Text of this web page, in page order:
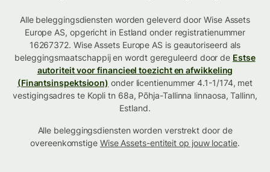
Alle beleggingsdiensten worden geleverd door Wise Assets
Europe AS, opgericht in Estland onder registratienummer
16267372. Wise Assets Europe AS is geautoriseerd als
beleggingsmaatschappij en wordt gereguleerd door de Estse
autoriteit voor financieel toezicht en afwikkeling
(Finantsinspektsioon) onder licentienummer 4.1-1/174, met
vestigingsadres te Kopli tn 68a, Põhja-Tallinna linnaosa, Tallinn,
Estland.
Alle beleggingsdiensten worden verstrekt door de
overeenkomstige Wise Assets-entiteit op jouw locatie.